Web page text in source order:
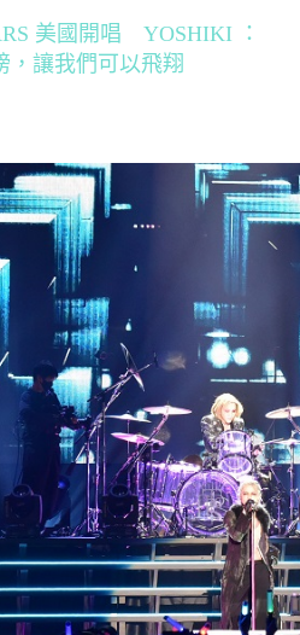
美國開唱 YOSHIKI ：
，讓我們可以飛翔